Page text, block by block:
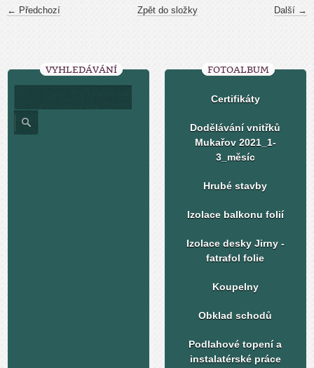
← Předchozí Další →
Zpět do složky
VYHLEDÁVÁNÍ FOTOALBUM
Certifikáty
Dodělávání vnitřků
Mukařov 2021_1-
3_měsíc
Hrubé stavby
Izolace balkonu folií
Izolace desky Jirny -
fatrafol folie
Koupelny
Obklad schodů
Podlahové topení a
instalatérské práce